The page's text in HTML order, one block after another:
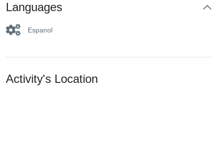
Languages
Espanol
Activity's Location